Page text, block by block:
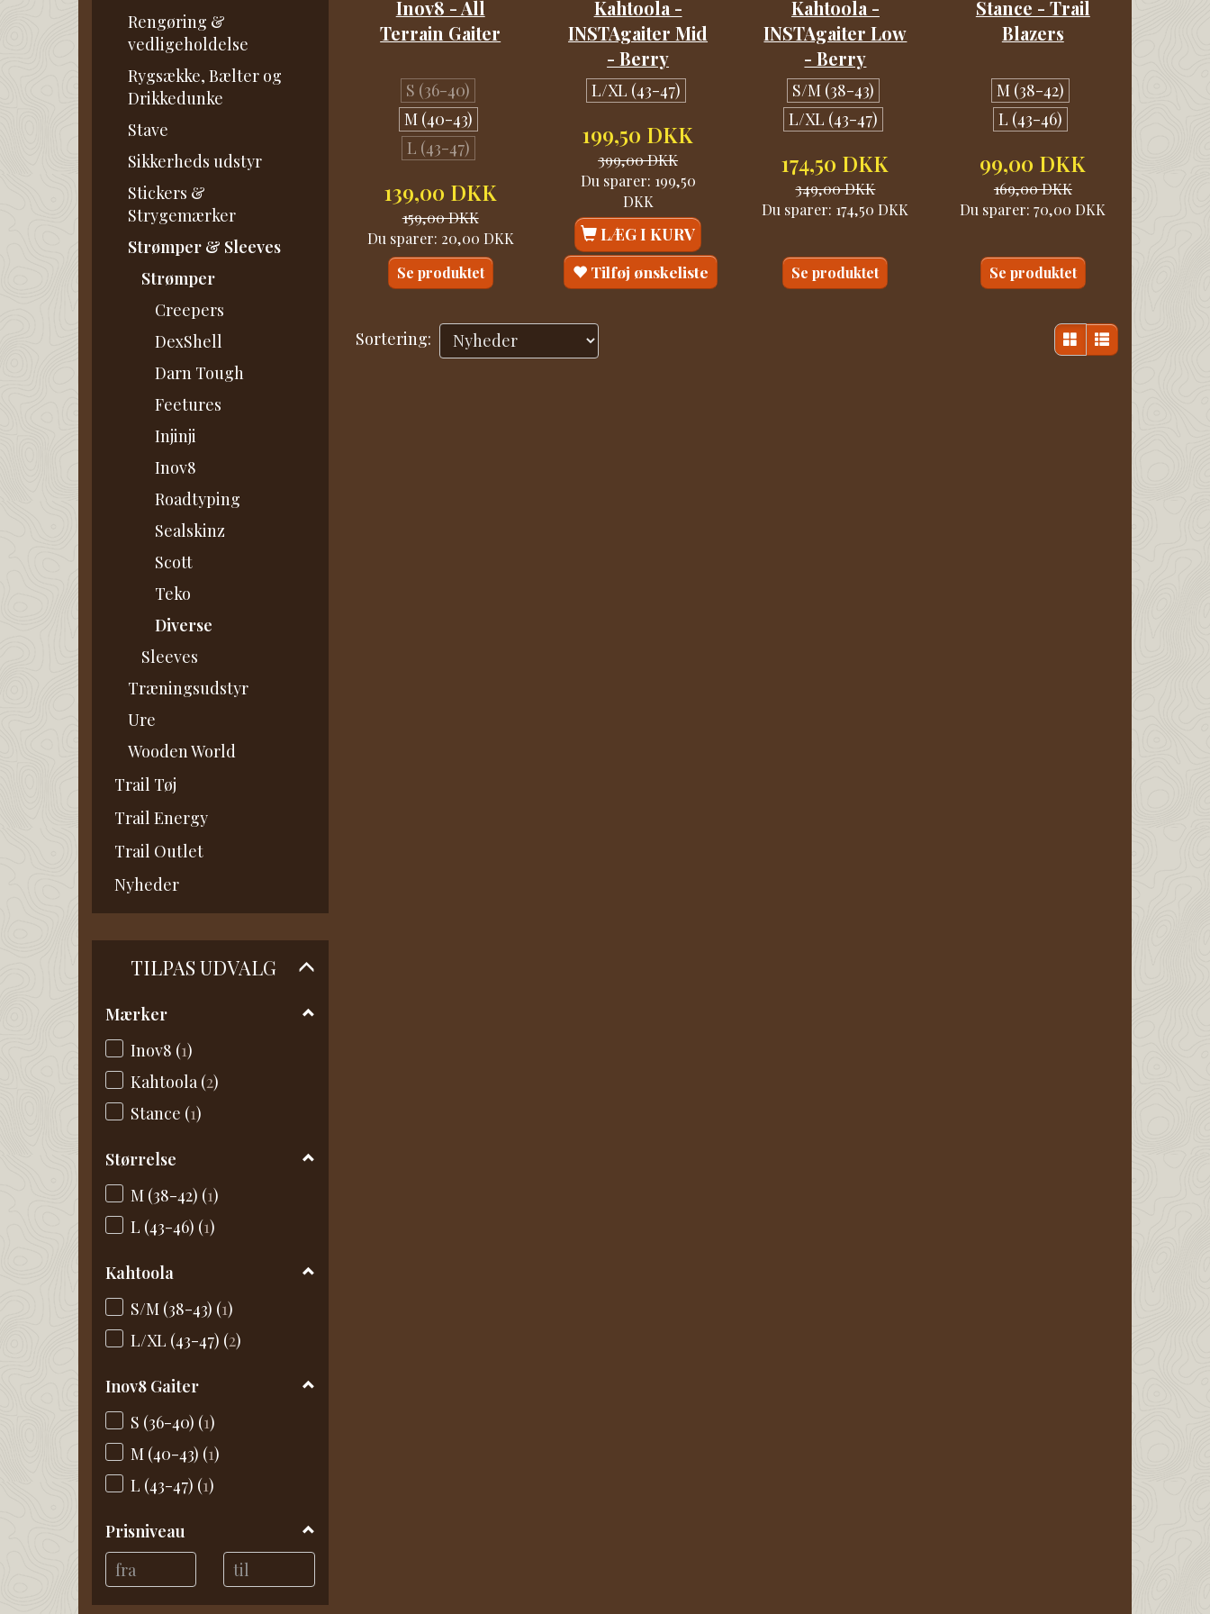
Rengøring &
vedligeholdelse
Rygsække, Bælter og
Drikkedunke
Stave
Sikkerheds udstyr
Stickers &
Strygemærker
Strømper & Sleeves
Strømper
Creepers
DexShell
Darn Tough
Feetures
Injinji
Inov8
Roadtyping
Sealskinz
Scott
Teko
Diverse
Sleeves
Træningsudstyr
Ure
Wooden World
Trail Tøj
Trail Energy
Trail Outlet
Nyheder
TILPAS UDVALG
Mærker
Inov8 (1)
Kahtoola (2)
Stance (1)
Størrelse
M (38-42) (1)
L (43-46) (1)
Kahtoola
S/M (38-43) (1)
L/XL (43-47) (2)
Inov8 Gaiter
S (36-40) (1)
M (40-43) (1)
L (43-47) (1)
Prisniveau
Inov8 - All
Terrain Gaiter
S (36-40)
M (40-43)
L (43-47)
139,00 DKK
159,00 DKK
Du sparer: 20,00 DKK
Se produktet
Kahtoola -
INSTAgaiter Mid
- Berry
L/XL (43-47)
199,50 DKK
399,00 DKK
Du sparer: 199,50
DKK
LÆG I KURV
Tilføj ønskeliste
Kahtoola -
INSTAgaiter Low
- Berry
S/M (38-43)
L/XL (43-47)
174,50 DKK
349,00 DKK
Du sparer: 174,50 DKK
Se produktet
Stance - Trail
Blazers
M (38-42)
L (43-46)
99,00 DKK
169,00 DKK
Du sparer:70,00 DKK
Se produktet
Sortering: